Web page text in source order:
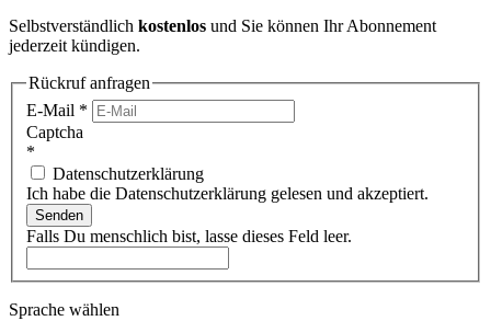
Selbstverständlich kostenlos und Sie können Ihr Abonnement
jederzeit kündigen.
Rückruf anfragen
E-Mail *
Captcha
*
Datenschutzerklärung
Ich habe die Datenschutzerklärung gelesen und akzeptiert.
Senden
Falls Du menschlich bist, lasse dieses Feld leer.
Sprache wählen